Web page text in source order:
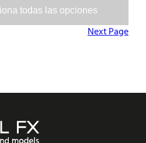
todas las opciones
Next Page